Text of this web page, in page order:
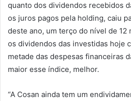
quanto dos dividendos recebidos
os juros pagos pela holding, caiu
deste ano, um terço do nível de 12
os dividendos das investidas hoje
metade das despesas financeiras
maior esse índice, melhor.
“A Cosan ainda tem um